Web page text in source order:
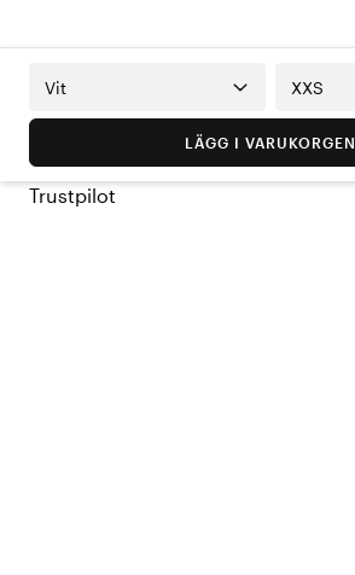
Vit XXS
LÄGG I VARUKORGEN
Trustpilot